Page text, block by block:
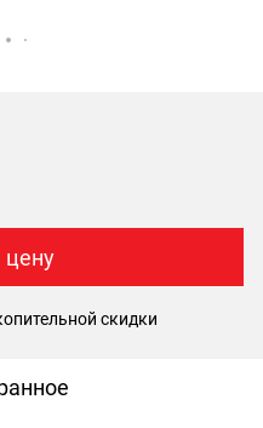
цену
скидки